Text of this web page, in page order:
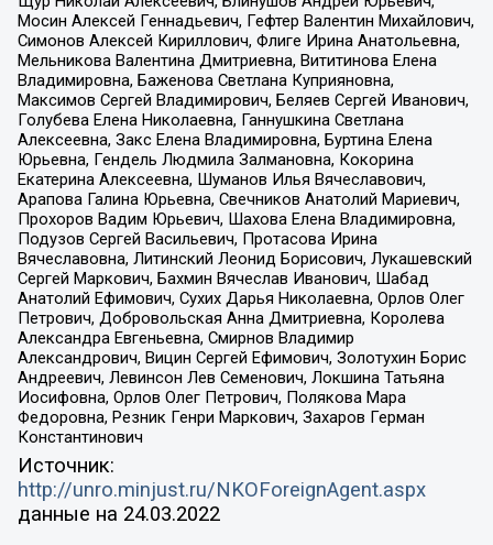
Мосин Алексей Геннадьевич, Гефтер Валентин Михайлович,
Симонов Алексей Кириллович, Флиге Ирина Анатольевна,
Мельникова Валентина Дмитриевна, Вититинова Елена
Владимировна, Баженова Светлана Куприяновна,
Максимов Сергей Владимирович, Беляев Сергей Иванович,
Голубева Елена Николаевна, Ганнушкина Светлана
Алексеевна, Закс Елена Владимировна, Буртина Елена
Юрьевна, Гендель Людмила Залмановна, Кокорина
Екатерина Алексеевна, Шуманов Илья Вячеславович,
Арапова Галина Юрьевна, Свечников Анатолий Мариевич,
Прохоров Вадим Юрьевич, Шахова Елена Владимировна,
Подузов Сергей Васильевич, Протасова Ирина
Вячеславовна, Литинский Леонид Борисович, Лукашевский
Сергей Маркович, Бахмин Вячеслав Иванович, Шабад
Анатолий Ефимович, Сухих Дарья Николаевна, Орлов Олег
Петрович, Добровольская Анна Дмитриевна, Королева
Александра Евгеньевна, Смирнов Владимир
Александрович, Вицин Сергей Ефимович, Золотухин Борис
Андреевич, Левинсон Лев Семенович, Локшина Татьяна
Иосифовна, Орлов Олег Петрович, Полякова Мара
Федоровна, Резник Генри Маркович, Захаров Герман
Константинович
Источник:
http://unro.minjust.ru/NKOForeignAgent.aspx
данные на 24.03.2022